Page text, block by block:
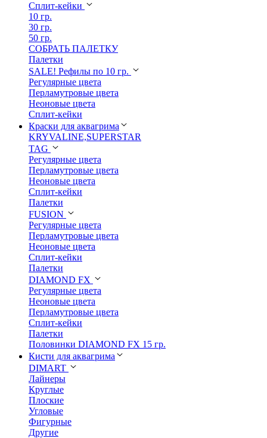
Сплит-кейки
10 гр.
30 гр.
50 гр.
СОБРАТЬ ПАЛЕТКУ
Палетки
SALE! Рефилы по 10 гр.
Регулярные цвета
Перламутровые цвета
Неоновые цвета
Сплит-кейки
Краски для аквагрима
KRYVALINE,SUPERSTAR
TAG
Регулярные цвета
Перламутровые цвета
Неоновые цвета
Сплит-кейки
Палетки
FUSION
Регулярные цвета
Перламутровые цвета
Неоновые цвета
Сплит-кейки
Палетки
DIAMOND FX
Регулярные цвета
Неоновые цвета
Перламутровые цвета
Сплит-кейки
Палетки
Половинки DIAMOND FX 15 гр.
Кисти для аквагрима
DIMART
Лайнеры
Круглые
Плоские
Угловые
Фигурные
Другие